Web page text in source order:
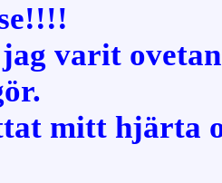
varit
mitt hjärta